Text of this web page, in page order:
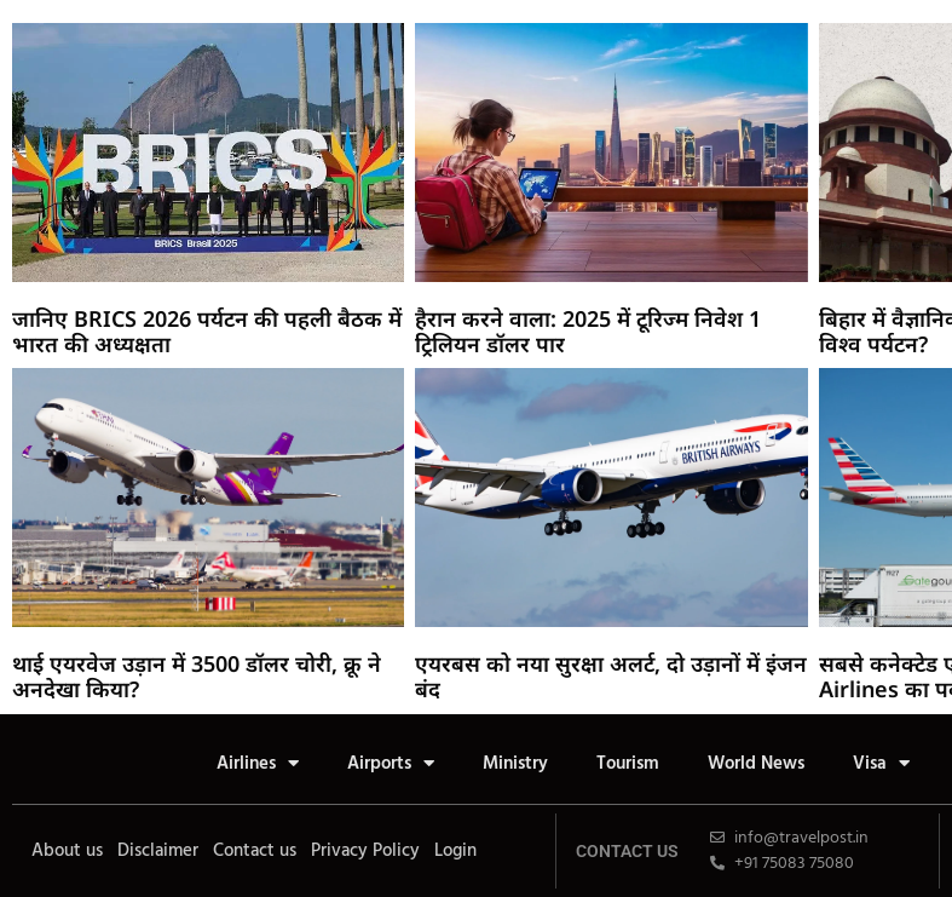
जानिए BRICS 2026 पर्यटन की पहली बैठक में
भारत की अध्यक्षता
हैरान करने वाला: 2025 में टूरिज्म निवेश 1
ट्रिलियन डॉलर पार
बिहार में
विश्व पर्यटन?
थाई एयरवेज उड़ान में 3500 डॉलर चोरी, क्रू ने
अनदेखा किया?
एयरबस को नया सुरक्षा अलर्ट, दो उड़ानों में इंजन
बंद
सबसे कनेक्टेड
Airlines का
Airlines Airports Ministry Tourism World News Visa
About us Disclaimer Contact us Privacy Policy Login CONTACT US
info@travelpost.in
+91 75083 75080